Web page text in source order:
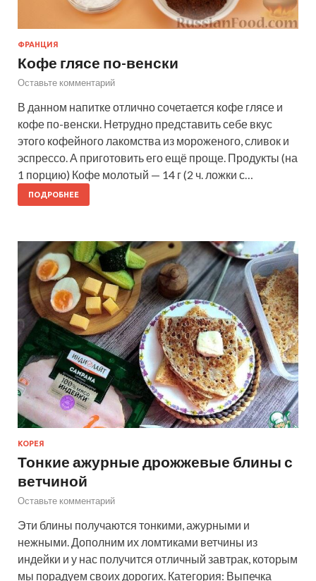
ФРАНЦИЯ
Кофе глясе по-венски
Оставьте комментарий
В данном напитке отлично сочетается кофе глясе и
кофе по-венски. Нетрудно представить себе вкус
этого кофейного лакомства из мороженого, сливок и
эспрессо. А приготовить его ещё проще. Продукты (на
1 порцию) Кофе молотый — 14 г (2 ч. ложки с…
ПОДРОБНЕЕ
КОРЕЯ
Тонкие ажурные дрожжевые блины с
ветчиной
Оставьте комментарий
Эти блины получаются тонкими, ажурными и
нежными. Дополним их ломтиками ветчины из
индейки и у нас получится отличный завтрак, которым
мы порадуем своих дорогих. Категория: Выпечка